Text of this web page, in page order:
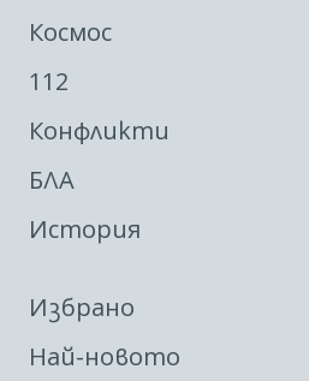
Космос
112
Конфликти
БЛА
История
Избрано
Най-новото